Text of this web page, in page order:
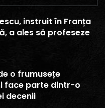
instruit în Franța
a ales să profeseze
o frumusețe
face parte dintr-o
decenii